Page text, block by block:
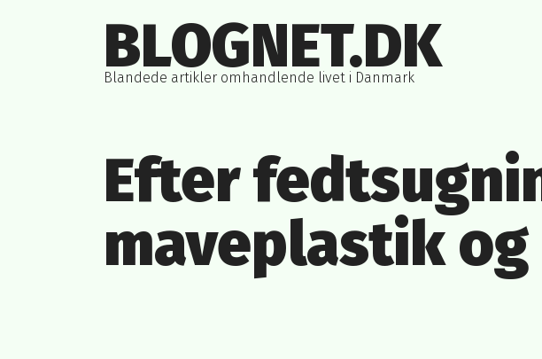
to
content
BLOGNET.DK
Blandede artikler omhandlende livet i Danmark
Efter
maveplastik